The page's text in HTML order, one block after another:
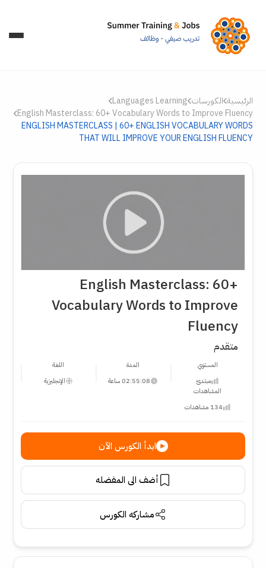
الرئيسية الكورسات Languages Learning
English Masterclass: 60+ Vocabulary Words to Improve Fluency
ENGLISH MASTERCLASS | 60+ ENGLISH VOCABULARY WORDS
THAT WILL IMPROVE YOUR ENGLISH FLUENCY
English Masterclass: 60+
Vocabulary Words to Improve
Fluency
متقدم
المستوي
مبتدئ
المدة
02:55:08 ساعة
اللغة
الإنجليزية
المشاهدات
134 مشاهدات
ابدأ الكورس الآن
أضف الى المفضله
مشاركه الكورس